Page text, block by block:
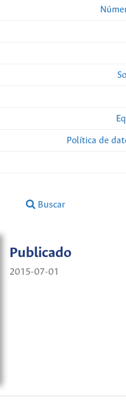
Política de
Buscar
Publicado
2015-07-01